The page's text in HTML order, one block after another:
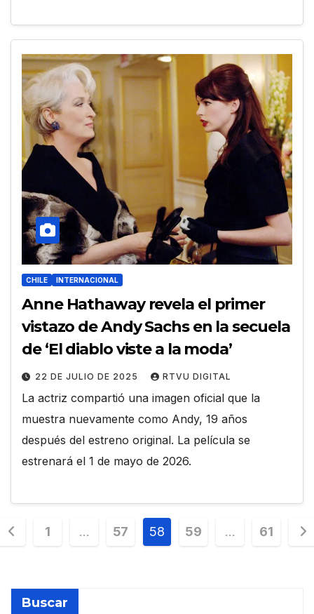
CHILE INTERNACIONAL
Anne Hathaway revela el primer
vistazo de Andy Sachs en la secuela
de ‘El diablo viste a la moda’
22 DE JULIO DE 2025 RTVU DIGITAL
La actriz compartió una imagen oficial que la
muestra nuevamente como Andy, 19 años
después del estreno original. La película se
estrenará el 1 de mayo de 2026.
1 … 57 58 59 … 61
Buscar